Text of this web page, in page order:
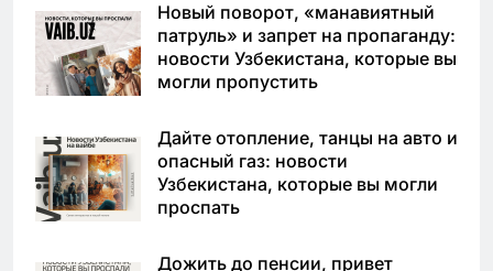
Новый поворот, «манавиятный
патруль» и запрет на пропаганду:
новости Узбекистана, которые вы
могли пропустить
Дайте отопление, танцы на авто и
опасный газ: новости
Узбекистана, которые вы могли
проспать
Дожить до пенсии, привет